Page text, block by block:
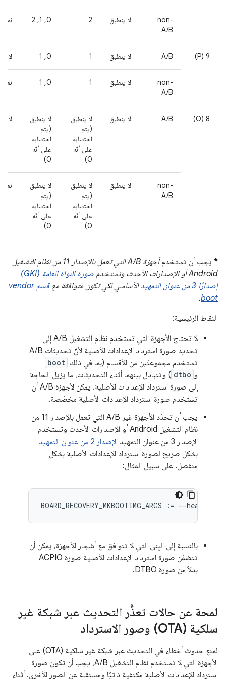
non-
A/B
لا ينطبق 2
0, 1, 2 نعم
‫9 (P)
A/B لا ينطبق 1
0, 1 لا
non-
A/B
لا ينطبق 1
0, 1 نعم
8 (O)
A/B لا ينطبق
لا ينطبق
(يتم
احتسابه
على أنّه
0)
لا ينطبق
(يتم
احتسابه
على أنّه
0)
لا
non-
A/B
لا ينطبق
لا ينطبق
(يتم
احتسابه
على أنّه
0)
لا ينطبق
(يتم
احتسابه
على أنّه
0)
نعم
* يجب أن تستخدم
أجهزة A/B التي تعمل بالإصدار 11 من نظام التشغيل
Android أو الإصدارات الأحدث وتستخدم
صورة النواة العامة (GKI)
إصدارًا 3 من عنوان التمهيد
الأساسي لكي تكون متوافقة مع
قسم vendor
boot
.
النقاط الرئيسية:
لا تحتاج الأجهزة التي تستخدم نظام التشغيل A/B إلى
تحديد صورة استرداد الإعدادات الأصلية لأنّ تحديثات A/B
تستخدم مجموعتَين من الأقسام (بما في ذلك boot
و dtbo ) وتتبادل بينهما أثناء التحديثات، ما يزيل الحاجة
إلى صورة استرداد الإعدادات الأصلية. يمكن لأجهزة A/B أن
تستخدم صورة استرداد الإعدادات الأصلية مخصّصة.
يجب أن تحدّد الأجهزة غير A/B التي تعمل بالإصدار 11 من
نظام التشغيل Android أو الإصدارات الأحدث وتستخدم
الإصدار 3 من عنوان التمهيد
الإصدار 2 من عنوان التمهيد
بشكل صريح لصورة استرداد الإعدادات الأصلية بشكل
منفصل. على سبيل المثال:
BOARD_RECOVERY_MKBOOTIMG_ARGS := --
بالنسبة إلى البِنى التي لا تتوافق مع أشجار الأجهزة، يمكن أن
تتضمّن صورة استرداد الإعدادات الأصلية صورة ACPIO
بدلاً من صورة DTBO.
لمحة عن حالات تعذُّر التحديث عبر شبكة غير
سلكية (OTA) وصور الاسترداد
لمنع حدوث أخطاء في التحديث عبر شبكة غير سلكية (OTA) على
الأجهزة التي لا تستخدم نظام التشغيل A/B، يجب أن تكون صورة
استرداد الإعدادات الأصلية مكتفية ذاتيًا ومستقلة عن الصور الأخرى. أثناء